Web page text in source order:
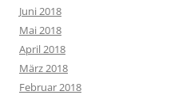
Juni 2018
Mai 2018
April 2018
März 2018
Februar 2018